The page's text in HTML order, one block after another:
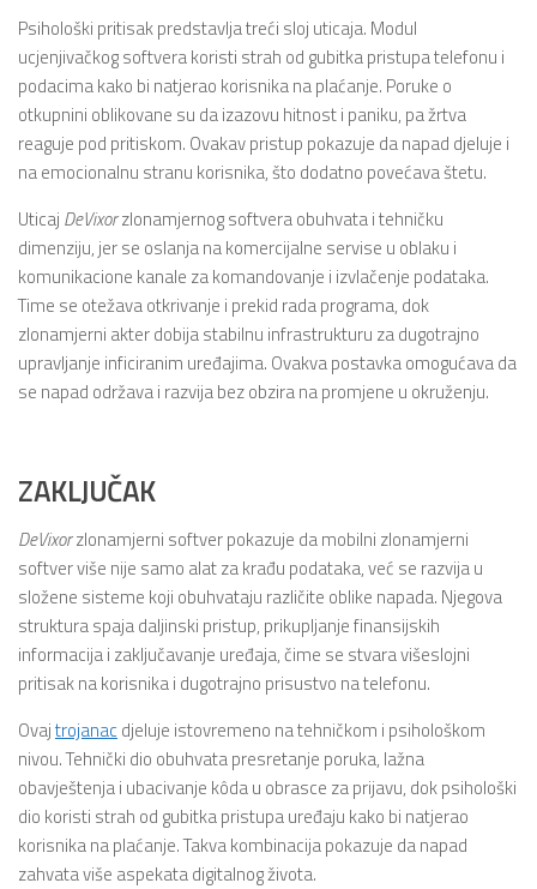
Psihološki pritisak predstavlja treći sloj uticaja. Modul
ucjenjivačkog softvera koristi strah od gubitka pristupa telefonu i
podacima kako bi natjerao korisnika na plaćanje. Poruke o
otkupnini oblikovane su da izazovu hitnost i paniku, pa žrtva
reaguje pod pritiskom. Ovakav pristup pokazuje da napad djeluje i
na emocionalnu stranu korisnika, što dodatno povećava štetu.
Uticaj DeVixorzlonamjernog softvera obuhvata i tehničku
dimenziju, jer se oslanja na komercijalne servise u oblaku i
komunikacione kanale za komandovanje i izvlačenje podataka.
Time se otežava otkrivanje i prekid rada programa, dok
zlonamjerni akter dobija stabilnu infrastrukturu za dugotrajno
upravljanje inficiranim uređajima. Ovakva postavka omogućava da
se napad održava i razvija bez obzira na promjene u okruženju.
ZAKLJUČAK
DeVixorzlonamjerni softver pokazuje da mobilni zlonamjerni
softver više nije samo alat za krađu podataka, već se razvija u
složene sisteme koji obuhvataju različite oblike napada. Njegova
struktura spaja daljinski pristup, prikupljanje finansijskih
informacija i zaključavanje uređaja, čime se stvara višeslojni
pritisak na korisnika i dugotrajno prisustvo na telefonu.
Ovajtrojanac djeluje istovremeno na tehničkom i psihološkom
nivou. Tehnički dio obuhvata presretanje poruka, lažna
obavještenja i ubacivanje kôda u obrasce za prijavu, dok psihološki
dio koristi strah od gubitka pristupa uređaju kako bi natjerao
korisnika na plaćanje. Takva kombinacija pokazuje da napad
zahvata više aspekata digitalnog života.